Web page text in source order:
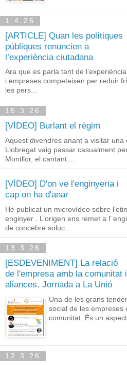
1.4.26
[ARTICLE] Quan les polítiques
públiques renuncien a
l’experiència ciutadana
Ara que es parla tant de
i empreses competeixen per reduir
les pers...
15.3.26
[VÍDEO] Burlant el règim
Aquest divendres anant a visitar una
Llobregat vaig passar casualment
Montllor, el cantant ...
[VÍDEO] D'on ve l'enginyeria i
cap on ha d'anar
He publicat un microvídeo sobre
enginyer . L’origen ens remet a l’
de concebre soluc...
13.3.26
[ESDEVENIMENT] La relació
de l'empresa amb la comunitat i
aliances. Jornada a La Unió
Una de les grans
social de les empreses
comunitat. És un
12.3.26